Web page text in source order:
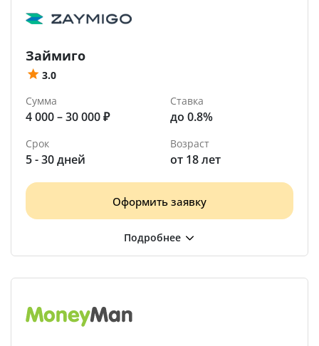
Займиго
3.0
Сумма
4 000 – 30 000 ₽
Ставка
до 0.8%
Срок
5 - 30 дней
Возраст
от 18 лет
Оформить заявку